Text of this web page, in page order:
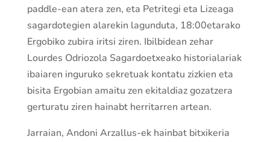
paddle-ean atera zen, eta Petritegi eta Lizeaga
sagardotegien alarekin lagunduta, 18:00etarako
Ergobiko zubira iritsi ziren. Ibilbidean zehar
Lourdes Odriozola Sagardoetxeako historialariak
ibaiaren inguruko sekretuak kontatu zizkien eta
bisita Ergobian amaitu zen ekitaldiaz gozatzera
gerturatu ziren hainabt herritarren artean.
Jarraian, Andoni Arzallus-ek hainbat bitxikeria